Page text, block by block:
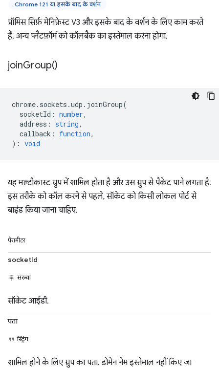
Chrome 121 या इसके बाद के वर्शन
प्रॉमिस सिर्फ़ मेनिफ़ेस्ट V3 और इसके बाद के वर्शन के लिए काम करते
हैं. अन्य प्लैटफ़ॉर्म को कॉलबैक का इस्तेमाल करना होगा.
joinGroup()
chrome. sockets .udp . joinGroup(
socketId : number,
address : string,
callback : function,
) : void
यह मल्टीकास्ट ग्रुप में शामिल होता है और उस ग्रुप से पैकेट पाने लगता है.
इस तरीके को कॉल करने से पहले, सॉकेट को किसी लोकल पोर्ट से
बाइंड किया जाना चाहिए.
पैरामीटर
socketId
संख्या
सॉकेट आईडी.
पता
स्ट्रिंग
शामिल होने के लिए ग्रुप का पता. डोमेन नेम इस्तेमाल नहीं किए जा